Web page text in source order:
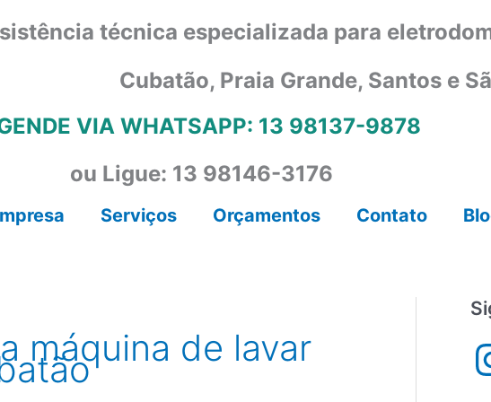
técnica especializada para
Cubatão, Praia Grande, Santos e
VIA WHATSAPP: 13 98137-9878
ou Ligue: 13 98146-3176
Serviços Orçamentos Contato
máquina de lavar n
s